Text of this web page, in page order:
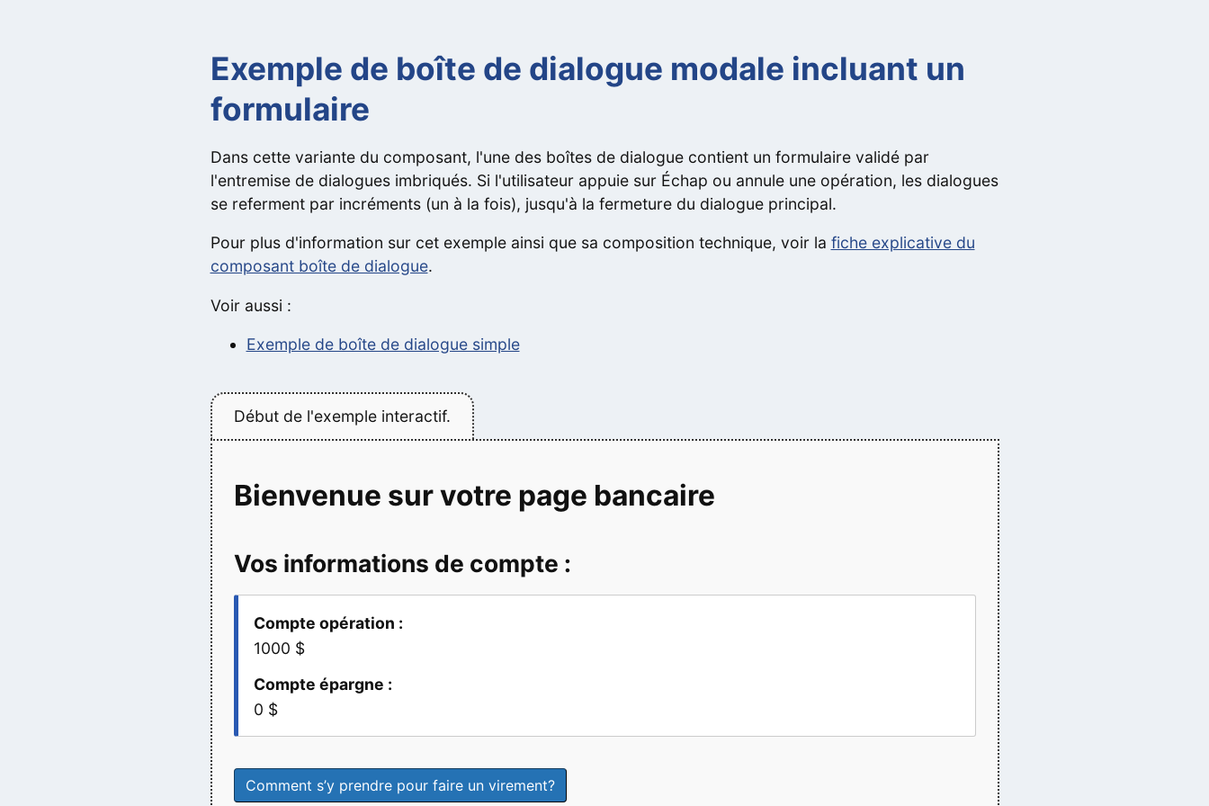
Exemple de boîte de dialogue modale incluant un
formulaire
Dans cette variante du composant, l'une des boîtes de dialogue contient un formulaire validé par
l'entremise de dialogues imbriqués. Si l'utilisateur appuie sur Échap ou annule une opération, les dialogues
se referment par incréments (un à la fois), jusqu'à la fermeture du dialogue principal.
Pour plus d'information sur cet exemple ainsi que sa composition technique, voir la fiche explicative du
composant boîte de dialogue.
Voir aussi :
Exemple de boîte de dialogue simple
Début de l'exemple interactif.
Bienvenue sur votre page bancaire
Vos informations de compte :
Compte opération :
1000 $
Compte épargne :
0 $
Comment s’y prendre pour faire un virement?